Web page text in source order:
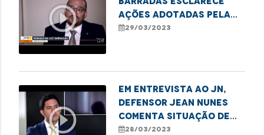
play_circle_outline
ações adotadas pela
DPE/MA para minimizar
Buriticupu
29/03/2023
play_circle_outline
Em entrevista ao JN,
Defensor Jean Nunes
comenta situação de
comunidade em São
28/03/2023